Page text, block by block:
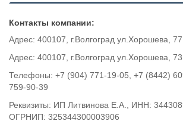
Контакты компании:
Адрес: 400107, г.Волгоград ул.Хорошева, 77.
Адрес: 400107, г.Волгоград ул.Хорошева, 73.
Телефоны: +7 (904) 771-19-05, +7 (8442)
759-90-39
Реквизиты: ИП Литвинова Е.А., ИНН:
ОГРНИП: 325344300003906